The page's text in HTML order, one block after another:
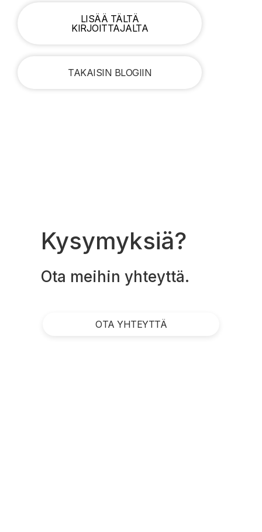
LISÄÄ TÄLTÄ
KIRJOITTAJALTA
TAKAISIN BLOGIIN
Kysymyksiä?
Ota meihin yhteyttä.
OTA YHTEYTTÄ